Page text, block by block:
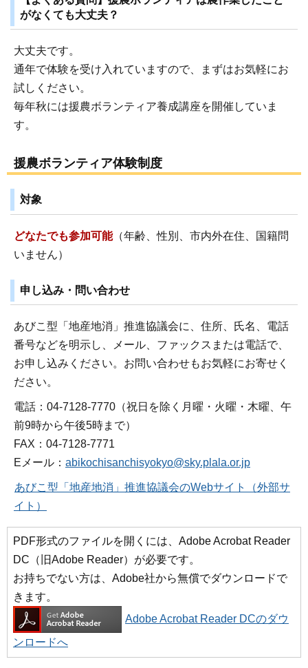
がなくても大丈夫？
大丈夫です。
通年で体験を受け入れていますので、まずはお気軽にお
試しください。
毎年秋には援農ボランティア養成講座を開催していま
す。
援農ボランティア体験制度
対象
どなたでも参加可能（年齢、性別、市内外在住、国籍問
いません）
申し込み・問い合わせ
あびこ型「地産地消」推進協議会に、住所、氏名、電話
番号などを明示し、メール、ファックスまたは電話で、
お申し込みください。お問い合わせもお気軽にお寄せく
ださい。
電話：04-7128-7770（祝日を除く月曜・火曜・木曜、午
前9時から午後5時まで）
FAX：04-7128-7771
Eメール： abikochisanchisyokyo@sky.plala.or.jp
あびこ型「地産地消」推進協議会のWebサイト（外部サ
イト）
PDF形式のファイルを開くには、Adobe Acrobat Reader
DC（旧Adobe Reader）が必要です。
お持ちでない方は、Adobe社から無償でダウンロードで
きます。
Adobe Acrobat Reader DCのダウ
ンロードへ